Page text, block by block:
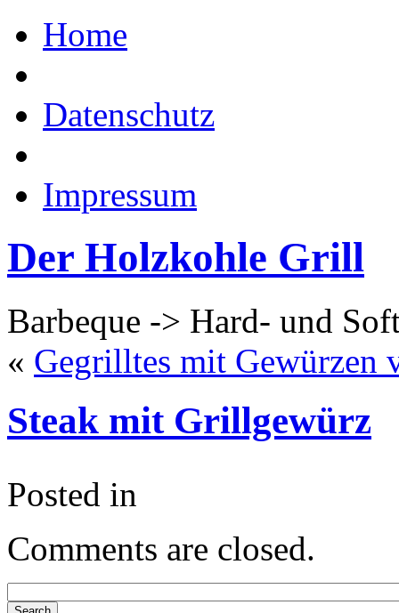
Home
Datenschutz
Impressum
Der Holzkohle Grill
Barbeque -> Hard- und
« Gegrilltes mit Gewürzen
Steak mit Grillgewürz
Posted in
Comments are closed.